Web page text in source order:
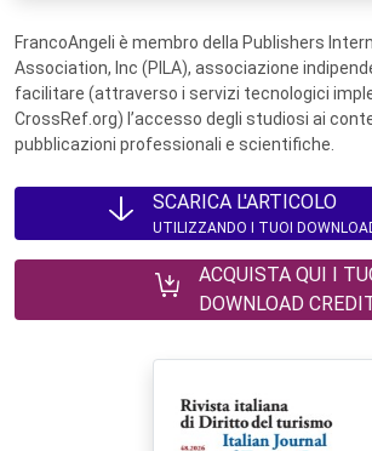
FrancoAngeli è membro della Publishers
Association, Inc (PILA), associazione
facilitare (attraverso i servizi tecnologici
CrossRef.org) l’accesso degli studiosi ai
pubblicazioni professionali e scientifiche.
SCARICA L'ARTICOLO
UTILIZZANDO I TUOI
ACQUISTA QUI I
DOWNLOAD